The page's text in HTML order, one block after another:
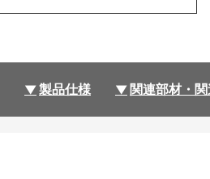
製品仕様 関連部材・